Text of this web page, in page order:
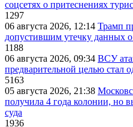
соцсетях о притеснениях
1297
06 августа 2026, 12:14 Трамп
допустившим утечку данных
1188
06 августа 2026, 09:34 ВСУ
предварительной целью
5163
05 августа 2026, 21:38
получила 4 года колонии, но
суда
1936